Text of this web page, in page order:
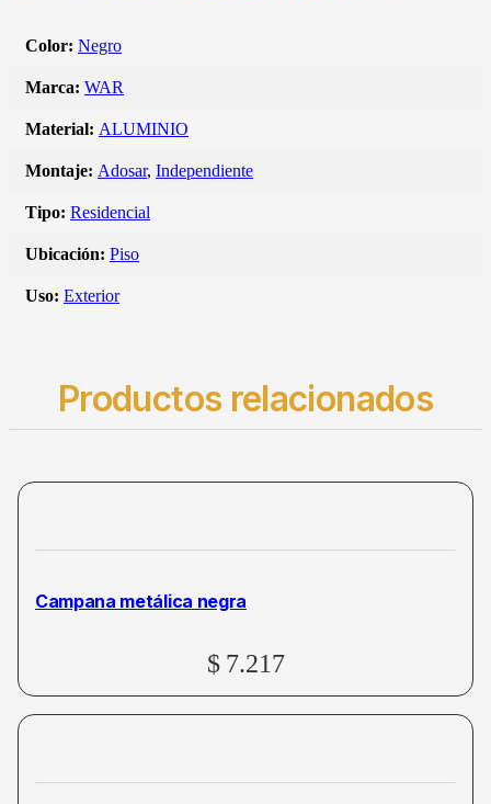
Color: Negro
Marca: WAR
Material: ALUMINIO
Montaje: Adosar, Independiente
Tipo: Residencial
Ubicación: Piso
Uso: Exterior
Productos relacionados
Campana metálica negra
$ 7.217